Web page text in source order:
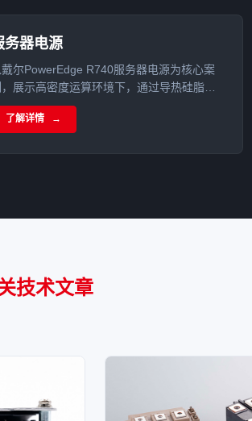
务器电源
戴尔PowerEdge R740服务器电源为核心案
展示高密度运算环境下，通过导热硅脂与
片的复合应用，实现电源模块热效率突破
系统稳定性的深度优化。
了解详情
技术文章